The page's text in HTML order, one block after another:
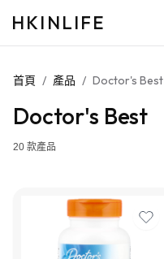
HKINLIFE
首頁 / 產品 / Doctor's Best
Doctor's Best
20 款產品